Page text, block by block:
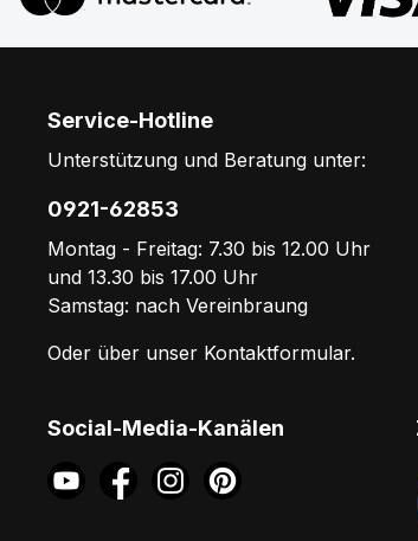
Service-Hotline
Unterstützung und Beratung unter:
0921-62853
Montag - Freitag: 7.30 bis 12.00 Uhr
und 13.30 bis 17.00 Uhr
Samstag: nach Vereinbraung
Oder über unser Kontaktformular.
Social-Media-Kanälen